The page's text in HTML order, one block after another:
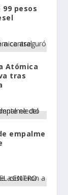
pesos
Atómica
tras
empalme